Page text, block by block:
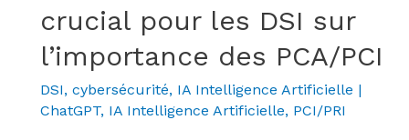
crucial pour les DSI sur
l’importance des PCA/PCI
DSI, cybersécurité, IA Intelligence Artificielle |
ChatGPT, IA Intelligence Artificielle, PCI/PRI